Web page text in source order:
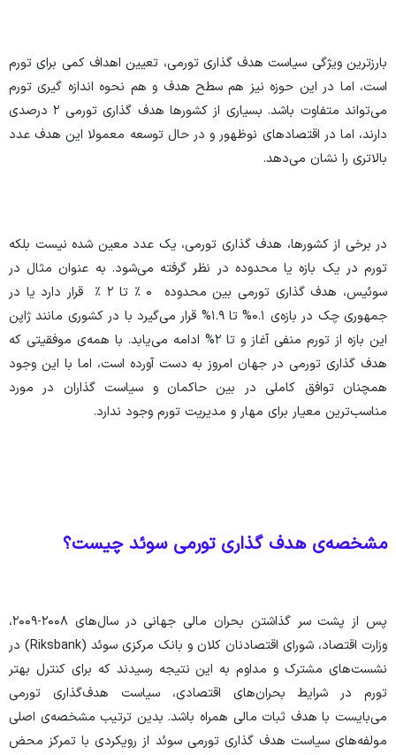
بارزترین ویژگی سیاست هدف گذاری تورمی، تعیین اهداف کمی برای تورم
است، اما در این حوزه نیز هم سطح هدف و هم نحوه اندازه گیری تورم
می‌تواند متفاوت باشد. بسیاری از کشور‌ها هدف گذاری تورمی ۲ درصدی
دارند، اما در اقتصاد‌های نوظهور و در حال توسعه معمولا این هدف عدد
بالاتری را نشان می‌دهد.
در برخی از کشورها، هدف گذاری تورمی، یک عدد معین شده نیست بلکه
تورم در یک بازه یا محدوده در نظر گرفته می‌شود. به عنوان مثال در
سوئیس، هدف گذاری تورمی بین محدوده ۰ ٪ تا ۲ ٪ قرار دارد یا در
جمهوری چک در بازه‌ی ۰.۱% تا ۱.۹% قرار می‌گیرد با در کشوری مانند ژاپن
این بازه از تورم منفی آغاز و تا ۲% ادامه می‌یابد. با همه‌ی موفقیتی که
هدف گذاری تورمی در جهان امروز به دست آورده است، اما با این وجود
همچنان توافق کاملی در بین حاکمان و سیاست گذاران در مورد
مناسب‌ترین معیار برای مهار و مدیریت تورم وجود ندارد.
مشخصه‌ی هدف گذاری تورمی سوئد چیست؟
پس از پشت سر گذاشتن بحران مالی جهانی در سال‌های ۲۰۰۸-۲۰۰۹،
وزارت اقتصاد، شورای اقتصادنان کلان و بانک مرکزی سوئد (Riksbank) در
نشست‌های مشترک و مداوم به این نتیجه رسیدند که برای کنترل بهتر
تورم در شرایط بحران‌های اقتصادی، سیاست هدف‌گذاری تورمی
می‌بایست با هدف ثبات مالی همراه باشد. بدین ترتیب مشخصه‌ی اصلی
مولفه‌های سیاست هدف گذاری تورمی سوئد از رویکردی با تمرکز محض